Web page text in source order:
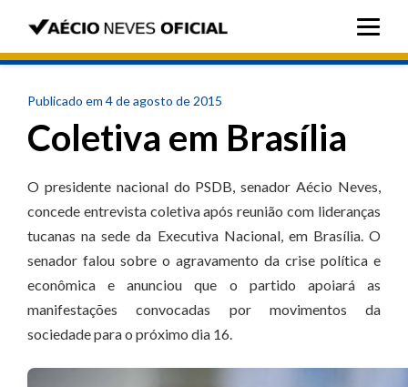
Publicado em 4 de agosto de 2015
Coletiva em Brasília
O presidente nacional do PSDB, senador Aécio Neves,
concede entrevista coletiva após reunião com lideranças
tucanas na sede da Executiva Nacional, em Brasília. O
senador falou sobre o agravamento da crise política e
econômica e anunciou que o partido apoiará as
manifestações convocadas por movimentos da
sociedade para o próximo dia 16.